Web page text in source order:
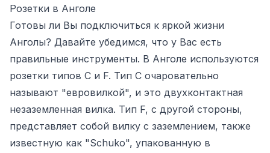
Розетки в Анголе
Готовы ли Вы подключиться к яркой жизни
Анголы? Давайте убедимся, что у Вас есть
правильные инструменты. В Анголе используются
розетки типов C и F. Тип C очаровательно
называют "евровилкой", и это двухконтактная
незаземленная вилка. Тип F, с другой стороны,
представляет собой вилку с заземлением, также
известную как "Schuko", упакованную в